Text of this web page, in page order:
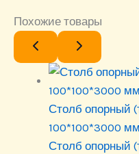
Похожие товары
Столб опорный
100*100*3000
Столб опорный